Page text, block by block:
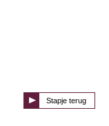
Stapje terug